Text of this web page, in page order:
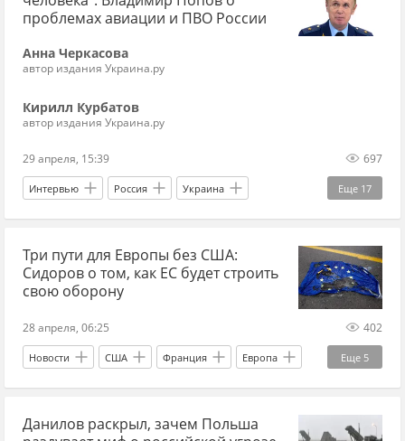
проблемах авиации и ПВО России
Анна Черкасова
автор издания Украина.ру
Кирилл Курбатов
автор издания Украина.ру
29 апреля, 15:39 697
Еще 17
Интервью Россия Украина
Франция Эммануэль Макрон
Ростислав Ищенко Росгвардия
ПВО авиация ВСУ
ВПК ИИ (искусственный интеллект)
Три пути для Европы без США:
Сидоров о том, как ЕС будет строить
свою оборону
28 апреля, 06:25 402
Еще 5
Новости США Франция Европа
Эммануэль Макрон Дональд Трамп
Украина.ру ЕС НАТО
Данилов раскрыл, зачем Польша